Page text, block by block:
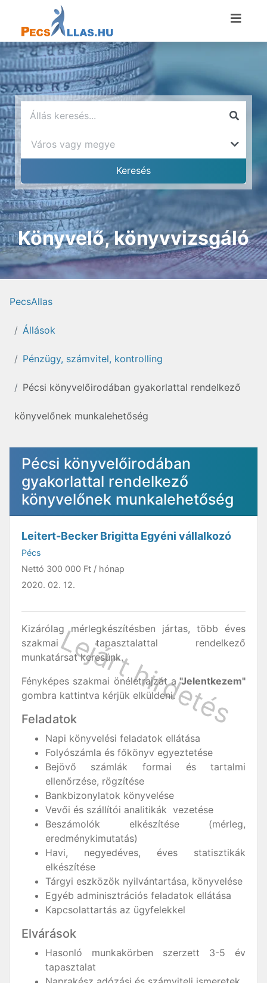
Könyvelő, könyvvizsgáló
PecsAllas
Állások
Pénzügy, számvitel, kontrolling
Pécsi könyvelőirodában gyakorlattal rendelkező
könyvelőnek munkalehetőség
Pécsi könyvelőirodában
gyakorlattal rendelkező
könyvelőnek munkalehetőség
Leitert-Becker Brigitta Egyéni vállalkozó
Pécs
Nettó 300 000 Ft / hónap
2020. 02. 12.
Kizárólag mérlegkészítésben jártas, több éves
szakmai tapasztalattal rendelkező
munkatársat keresünk.
Fényképes szakmai önéletrajzát a "Jelentkezem"
gombra kattintva kérjük elküldeni.
Feladatok
Napi könyvelési feladatok ellátása
Folyószámla és főkönyv egyeztetése
Bejövő számlák formai és tartalmi
ellenőrzése, rögzítése
Bankbizonylatok könyvelése
Vevői és szállítói analitikák vezetése
Beszámolók elkészítése (mérleg,
eredménykimutatás)
Havi, negyedéves, éves statisztikák
elkészítése
Tárgyi eszközök nyilvántartása, könyvelése
Egyéb adminisztrációs feladatok ellátása
Kapcsolattartás az ügyfelekkel
Elvárások
Hasonló munkakörben szerzett 3-5 év
tapasztalat